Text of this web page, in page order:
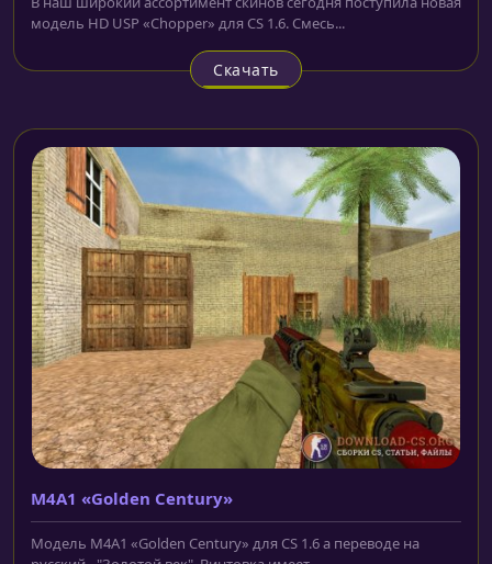
модель HD USP «Chopper» для CS 1.6. Смесь...
Скачать
M4A1 «Golden Century»
Модель M4A1 «Golden Century» для CS 1.6 а переводе на